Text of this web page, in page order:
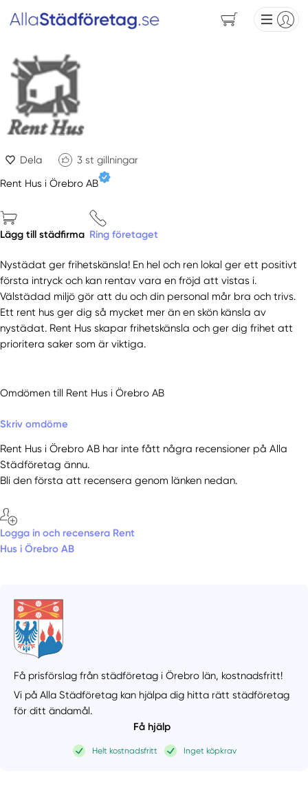
Dela 3 st gillningar
Rent Hus i Örebro AB
Lägg till städfirma Ring företaget
Nystädat ger frihetskänsla! En hel och ren lokal ger ett positivt
första intryck och kan rentav vara en fröjd att vistas i.
Välstädad miljö gör att du och din personal mår bra och trivs.
Ett rent hus ger dig så mycket mer än en skön känsla av
nystädat. Rent Hus skapar frihetskänsla och ger dig frihet att
prioritera saker som är viktiga.
Omdömen till Rent Hus i Örebro AB
Skriv omdöme
Rent Hus i Örebro AB har inte fått några recensioner på Alla
Städföretag ännu.
Bli den första att recensera genom länken nedan.
Logga in och recensera Rent
Hus i Örebro AB
Få prisförslag från städföretag i Örebro län, kostnadsfritt!
Vi på Alla Städföretag kan hjälpa dig hitta rätt städföretag
för ditt ändamål.
Få hjälp
Helt kostnadsfritt Inget köpkrav